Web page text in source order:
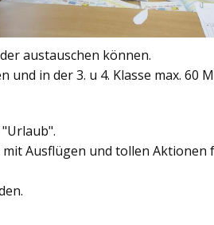
austauschen können.
in der 3. u 4. Klasse max. 60
Ausflügen und tollen Aktionen